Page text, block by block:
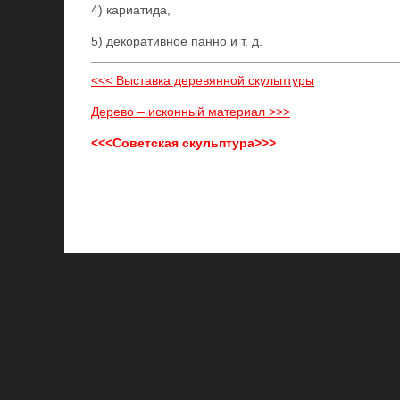
4) кариатида,
5) декоративное панно и т. д.
<<< Выставка деревянной скульптуры
Дерево – исконный материал >>>
<<<Советская скульптура>>>